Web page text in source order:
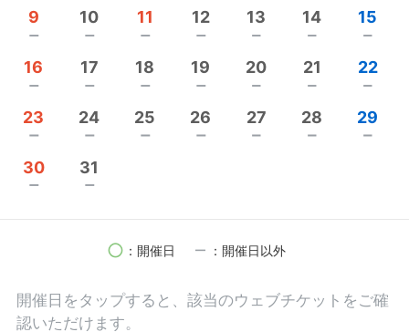
す。
常にガラス越しの日に晒されるカーテンも、紫外線
カットで長持ちさせます。
買い替えサイクルを長くし、余計な出費を減らせま
窓から入る日差しの暑さを軽減します。
とある戸建て住宅ではエアコンの設定温度を22℃に
していたのに30℃設定にしても涼しく過ごせる様に
ミラー遮熱、透明遮熱の2種類がありますので、景観
9
remove
10
remove
11
remove
12
remove
13
remove
14
remove
15
remove
16
remove
17
remove
18
remove
19
remove
20
remove
21
remove
22
remove
23
remove
24
remove
25
remove
26
remove
27
remove
28
remove
29
remove
30
remove
31
remove
circle ：開催日 remove ：開催日以外
開催日を タップすると、該当のウェブチケットをご確
認いただけます。